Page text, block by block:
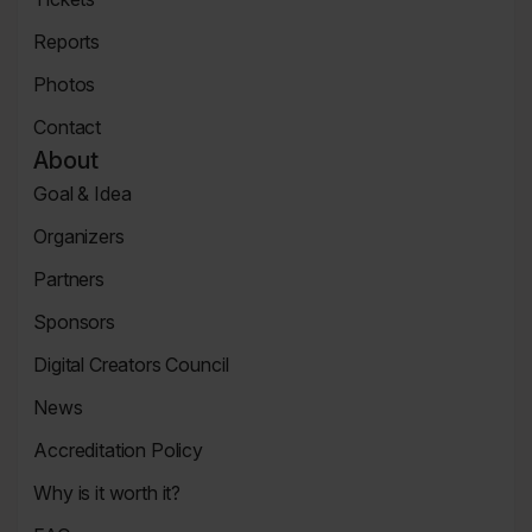
Page
Reports
Page
Photos
Contact
Contact
Page
About
Goal & Idea
Page
Organizers
Page
Partners
Page
Sponsors
Page
Digital Creators Council
Digital
Council
News
Accreditation Policy
Policy
Why is it worth it?